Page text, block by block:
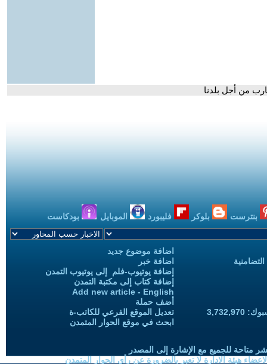
من أجل بلدنا
بنترست بلوكر فليبورد الموبايل بودكاست
اضافة موضوع جديد
اضافة خبر
إضافة يوتيوب-فلم إلى يوتيوب التمدن
إضافة كتاب إلى مكتبة التمدن
Add new article - English
أضف حملة
تعديل الموقع الفرعي للكاتب-ة
ابحث في موقع الحوار المتمدن
متاحة للجميع مع الإشارة إلى المصدر
هيئة الادارة لا تعبر بالضرورة عن رأي الحوار المتمدن